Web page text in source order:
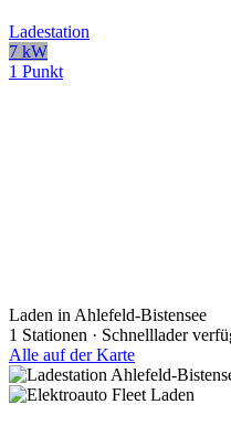
Ladestation
7 kW
1 Punkt
Laden in Ahlefeld-Bistensee
1 Stationen · Schnelllader
Alle auf der Karte